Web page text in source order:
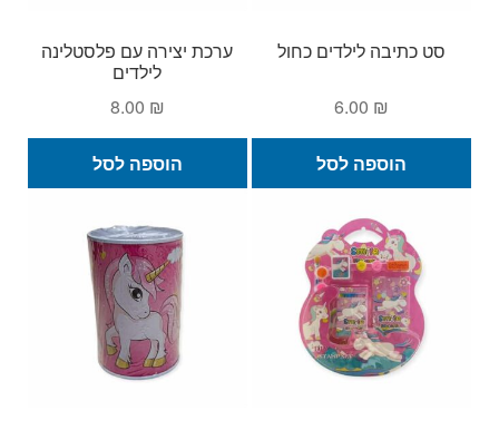
סט כתיבה לילדים כחול
6.00 ₪
הוספה לסל
ערכת יצירה עם פלסטלינה
לילדים
8.00 ₪
הוספה לסל